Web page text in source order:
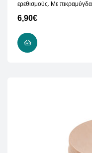
ερεθισμούς. Με
6,90€